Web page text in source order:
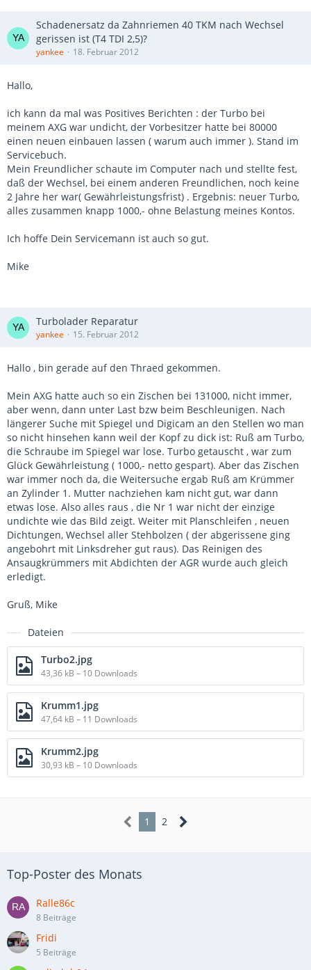
Schadenersatz da Zahnriemen 40 TKM nach Wechsel
gerissen ist (T4 TDI 2,5)?
yankee 18. Februar 2012
Hallo,
ich kann da mal was Positives Berichten : der Turbo bei
meinem AXG war undicht, der Vorbesitzer hatte bei 80000
einen neuen einbauen lassen ( warum auch immer ). Stand im
Servicebuch.
Mein Freundlicher schaute im Computer nach und stellte fest,
daß der Wechsel, bei einem anderen Freundlichen, noch keine
2 Jahre her war( Gewährleistungsfrist) . Ergebnis: neuer Turbo,
alles zusammen knapp 1000,- ohne Belastung meines Kontos.
Ich hoffe Dein Servicemann ist auch so gut.
Mike
Turbolader Reparatur
yankee 15. Februar 2012
Hallo , bin gerade auf den Thraed gekommen.
Mein AXG hatte auch so ein Zischen bei 131000, nicht immer,
aber wenn, dann unter Last bzw beim Beschleunigen. Nach
längerer Suche mit Spiegel und Digicam an den Stellen wo man
so nicht hinsehen kann weil der Kopf zu dick ist: Ruß am Turbo,
die Schraube im Spiegel war lose. Turbo getauscht , war zum
Glück Gewährleistung ( 1000,- netto gespart). Aber das Zischen
war immer noch da, die Weitersuche ergab Ruß am Krümmer
an Zylinder 1. Mutter nachziehen kam nicht gut, war dann
etwas lose. Also alles raus , die Nr 1 war nicht der einzige
undichte wie das Bild zeigt. Weiter mit Planschleifen , neuen
Dichtungen, Wechsel aller Stehbolzen ( der abgerissene ging
angebohrt mit Linksdreher gut raus). Das Reinigen des
Ansaugkrümmers mit Abdichten der AGR wurde auch gleich
erledigt.
Gruß, Mike
Dateien
Turbo2.jpg
43,36 kB – 10 Downloads
Krumm1.jpg
47,64 kB – 11 Downloads
Krumm2.jpg
30,93 kB – 10 Downloads
1 2
Top-Poster des Monats
Ralle86c
8 Beiträge
Fridi
5 Beiträge